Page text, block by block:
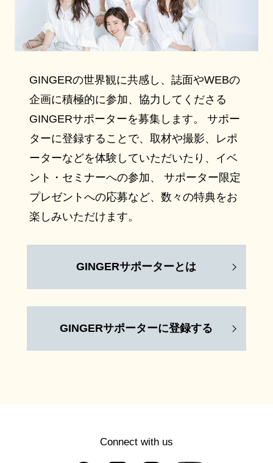
GINGERの世界観に共感し、誌面やWEBの
企画に積極的に参加、協力してくださる
GINGERサポーターを募集します。 サポー
ターに登録することで、取材や撮影、レポ
ーターなどを体験していただいたり、イベ
ント・セミナーへの参加、 サポーター限定
プレゼントへの応募など、数々の特典をお
楽しみいただけます。
GINGERサポーターとは
GINGERサポーターに登録する
Connect with us